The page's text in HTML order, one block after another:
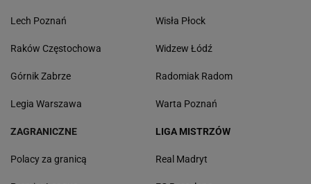
Lech Poznań
Raków Częstochowa
Górnik Zabrze
Legia Warszawa
Wisła Płock
Widzew Łódź
Radomiak Radom
Warta Poznań
ZAGRANICZNE
Polacy za granicą
LIGA MISTRZÓW
Real Madryt